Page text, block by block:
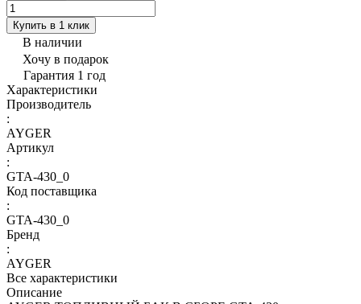
Купить в 1 клик
В наличии
Хочу в подарок
Гарантия 1 год
Характеристики
Производитель
:
AYGER
Артикул
:
GTA-430_0
Код поставщика
:
GTA-430_0
Бренд
:
AYGER
Все характеристики
Описание